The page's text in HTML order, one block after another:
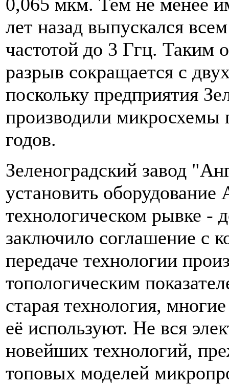
лет назад выпускался
частотой до 3 Ггц. Таким
разрыв сокращается с
поскольку предприятия
производили микросхемы
годов.
Зеленоградский завод
установить
технологическом рывке -
заключило соглашение с
передаче технологии
топологическим
старая технология,
её используют. Не вся
новейших технологий,
топовых моделей